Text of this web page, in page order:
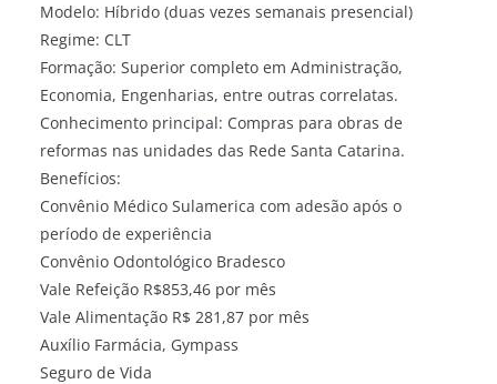
Modelo: Híbrido (duas vezes semanais presencial)
Regime: CLT
Formação: Superior completo em Administração,
Economia, Engenharias, entre outras correlatas.
Conhecimento principal: Compras para obras de
reformas nas unidades das Rede Santa Catarina.
Benefícios:
Convênio Médico Sulamerica com adesão após o
período de experiência
Convênio Odontológico Bradesco
Vale Refeição R$853,46 por mês
Vale Alimentação R$ 281,87 por mês
Auxílio Farmácia, Gympass
Seguro de Vida